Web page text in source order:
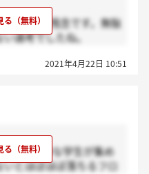
ただけに残念です。無駄
選考でしたね。
2021年4月22日 10:51
ーは微妙な学生が集め
とほぼほぼ落ちるフロ